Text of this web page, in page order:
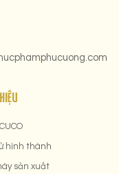
hình thành
sản xuất